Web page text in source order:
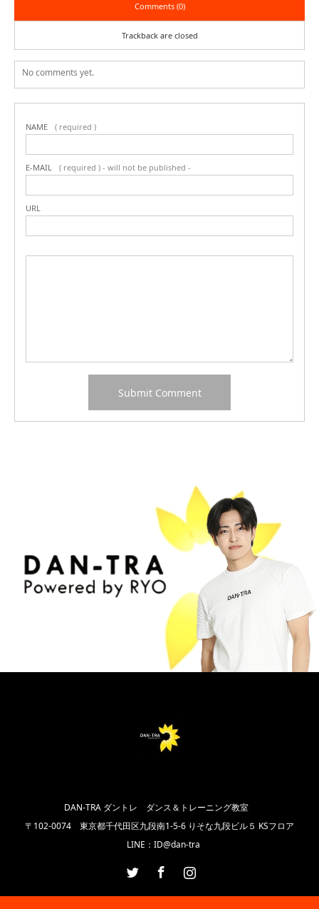
Comments (0)
Trackback are closed
No comments yet.
NAME ( required )
E-MAIL ( required ) - will not be published -
URL
DAN-TRA ダントレ ダンス＆トレーニング教室
〒102‐0074 東京都千代田区九段南1-5-6 りそな九段ビル５ KSフロア
LINE：ID@dan-tra